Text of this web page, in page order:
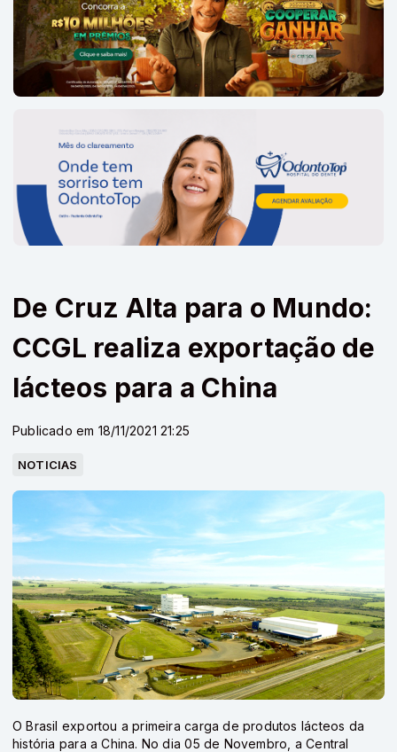
De Cruz Alta para o Mundo:
CCGL realiza exportação de
lácteos para a China
Publicado em 18/11/2021 21:25
NOTICIAS
O Brasil exportou a primeira carga de produtos lácteos da
história para a China. No dia 05 de Novembro, a Central